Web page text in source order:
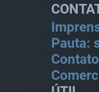
Pauta: